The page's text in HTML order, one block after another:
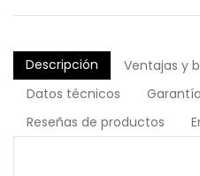
Descripción
Ventajas y
Datos técnicos
Garantía
Reseñas de productos